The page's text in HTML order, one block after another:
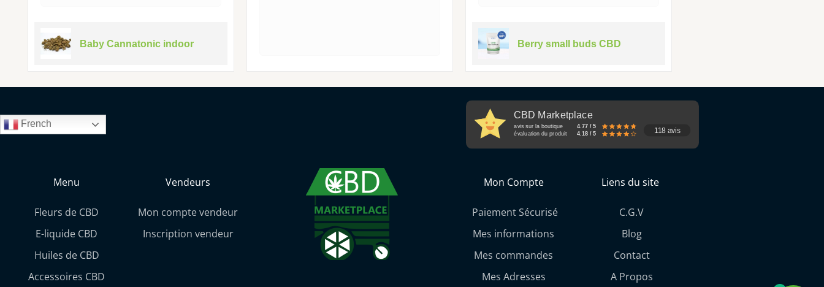
Baby Cannatonic indoor Berry small buds CBD
French
CBD Marketplace
avis sur la boutique
4.77 / 5
évaluation du produit
4.18 / 5 118 avis
Menu
Fleurs de CBD
E-liquide CBD
Huiles de CBD
Accessoires CBD
Vendeurs
Mon compte vendeur
Inscription vendeur
Mon Compte
Paiement Sécurisé
Mes informations
Mes commandes
Mes Adresses
Liens du site
C.G.V
Blog
Contact
A Propos